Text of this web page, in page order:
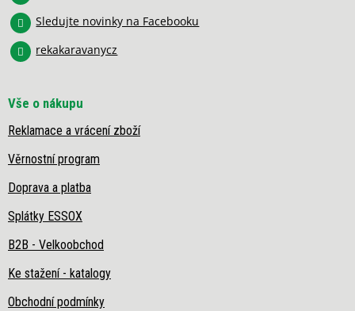
y
Sledujte novinky na Facebooku
rekakaravanycz
Vše o nákupu
Reklamace a vrácení zboží
Věrnostní program
Doprava a platba
Splátky ESSOX
B2B - Velkoobchod
Ke stažení - katalogy
Obchodní podmínky